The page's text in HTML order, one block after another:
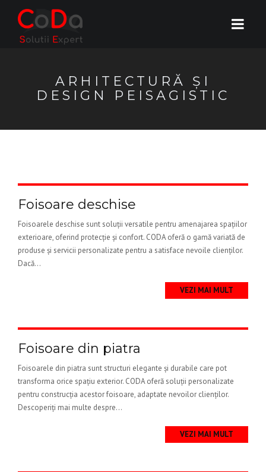
ARHITECTURĂ ȘI
DESIGN PEISAGISTIC
Foisoare deschise
Foisoarele deschise sunt soluții versatile pentru amenajarea spațiilor
exterioare, oferind protecție și confort. CODA oferă o gamă variată de
produse și servicii personalizate pentru a satisface nevoile clienților.
Dacă...
VEZI MAI MULT
Foisoare din piatra
Foisoarele din piatra sunt structuri elegante și durabile care pot
transforma orice spațiu exterior. CODA oferă soluții personalizate
pentru construcția acestor foisoare, adaptate nevoilor clienților.
Descoperiți mai multe despre...
VEZI MAI MULT